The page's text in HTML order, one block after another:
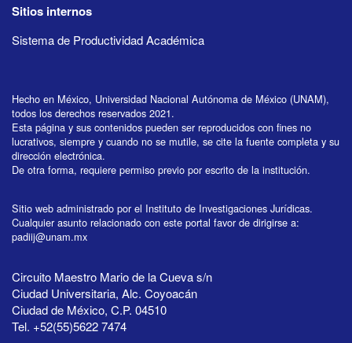
Sitios internos
Sistema de Productividad Académica
Hecho en México, Universidad Nacional Autónoma de México (UNAM),
todos los derechos reservados 2021.
Esta página y sus contenidos pueden ser reproducidos con fines no
lucrativos, siempre y cuando no se mutile, se cite la fuente completa y su
dirección electrónica.
De otra forma, requiere permiso previo por escrito de la institución.
Sitio web administrado por el Instituto de Investigaciones Jurídicas.
Cualquier asunto relacionado con este portal favor de dirigirse a:
padiij@unam.mx
Circuito Maestro Mario de la Cueva s/n
Ciudad Universitaria, Alc. Coyoacán
Ciudad de México, C.P. 04510
Tel. +52(55)5622 7474